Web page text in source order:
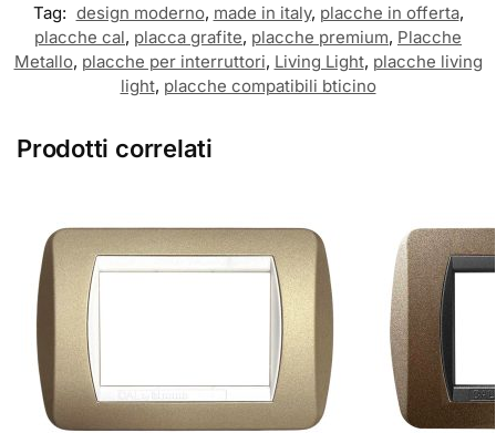
Tag: design moderno, made in italy, placche in offerta,
placche cal, placca grafite, placche premium, Placche
Metallo, placche per interruttori, Living Light, placche living
light, placche compatibili bticino
Prodotti correlati